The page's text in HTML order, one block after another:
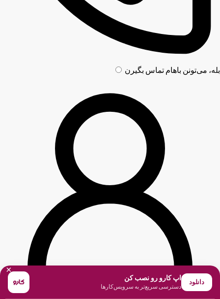
بله، می‌تونن باهام تماس بگیرن
×
دانلود
اپ کارو رو نصب کن
دسترسی سریع‌تر به سرویس‌کارها